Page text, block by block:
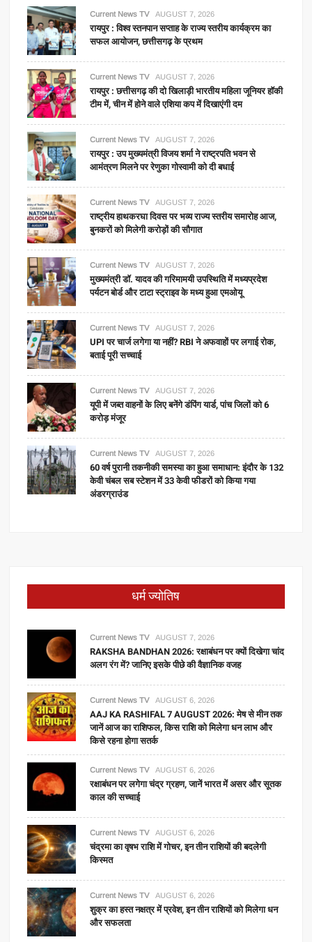
Current News TV AUGUST 7, 2026
रायपुर : विश्व स्तनपान सप्ताह के राज्य स्तरीय कार्यक्रम का
सफल आयोजन, छत्तीसगढ़ के प्रथम
Current News TV AUGUST 7, 2026
रायपुर : छत्तीसगढ़ की दो खिलाड़ी भारतीय महिला जूनियर हॉकी
टीम में, चीन में होने वाले एशिया कप में दिखाएंगी दम
Current News TV AUGUST 7, 2026
रायपुर : उप मुख्यमंत्री विजय शर्मा ने राष्ट्रपति भवन से
आमंत्रण मिलने पर रेणुका गोस्वामी को दी बधाई
Current News TV AUGUST 7, 2026
राष्ट्रीय हाथकरघा दिवस पर भव्य राज्य स्तरीय समारोह आज,
बुनकरों को मिलेगी करोड़ों की सौगात
Current News TV AUGUST 7, 2026
मुख्यमंत्री डॉ. यादव की गरिमामयी उपस्थिति में मध्यप्रदेश
पर्यटन बोर्ड और टाटा स्ट्राइव के मध्य हुआ एमओयू
Current News TV AUGUST 7, 2026
UPI पर चार्ज लगेगा या नहीं? RBI ने अफवाहों पर लगाई रोक,
बताई पूरी सच्चाई
Current News TV AUGUST 7, 2026
यूपी में जब्त वाहनों के लिए बनेंगे डंपिंग यार्ड, पांच जिलों को 6
करोड़ मंजूर
Current News TV AUGUST 7, 2026
60 वर्ष पुरानी तकनीकी समस्या का हुआ समाधान: इंदौर के 132
केवी चंबल सब स्टेशन में 33 केवी फीडरों को किया गया
अंडरग्राउंड
धर्म ज्योतिष
Current News TV AUGUST 7, 2026
RAKSHA BANDHAN 2026: रक्षाबंधन पर क्यों दिखेगा चांद
अलग रंग में? जानिए इसके पीछे की वैज्ञानिक वजह
Current News TV AUGUST 6, 2026
AAJ KA RASHIFAL 7 AUGUST 2026: मेष से मीन तक
जानें आज का राशिफल, किस राशि को मिलेगा धन लाभ और
किसे रहना होगा सतर्क
Current News TV AUGUST 6, 2026
रक्षाबंधन पर लगेगा चंद्र ग्रहण, जानें भारत में असर और सूतक
काल की सच्चाई
Current News TV AUGUST 6, 2026
चंद्रमा का वृषभ राशि में गोचर, इन तीन राशियों की बदलेगी
किस्मत
Current News TV AUGUST 6, 2026
शुक्र का हस्त नक्षत्र में प्रवेश, इन तीन राशियों को मिलेगा धन
और सफलता